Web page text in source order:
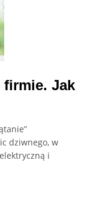
Jak
dziwnego, w
i